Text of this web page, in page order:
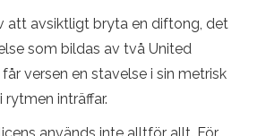
att avsiktligt bryta en diftong, det
som bildas av två United
versen en stavelse i sin metrisk
rytmen inträffar.